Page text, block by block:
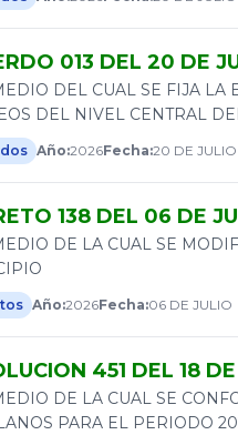
013 DEL 20 DE
DEL CUAL SE FIJA LA
DEL NIVEL CENTRAL
Año:2026Fecha:20 DE JULIO
138 DEL 06 DE
DE LA CUAL SE
Año:2026Fecha:06 DE JULIO
451 DEL 18
DE LA CUAL SE
PARA EL PERIODO